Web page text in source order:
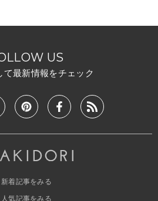
US
て最新情報をチェック
新着記事をみる
人気記事をみる